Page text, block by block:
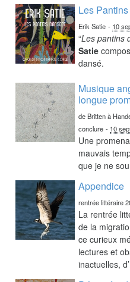
Les
Erik Satie - 10
“Les pantins
Satie
dansé.
Musique
longue
de Britten à
conclure - 10
Une
mauvais
que je ne
Appendice
rentrée littéraire
La rentrée
de la
ce curieux
lectures et
inactuelles,